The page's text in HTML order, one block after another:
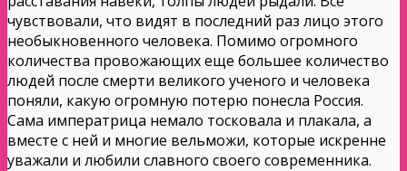
чувствовали, что видят в последний раз лицо этого
необыкновенного человека. Помимо огромного
количества провожающих еще большее количество
людей после смерти великого ученого и человека
поняли, какую огромную потерю понесла Россия.
Сама императрица немало тосковала и плакала, а
вместе с ней и многие вельможи, которые искренне
уважали и любили славного своего современника.